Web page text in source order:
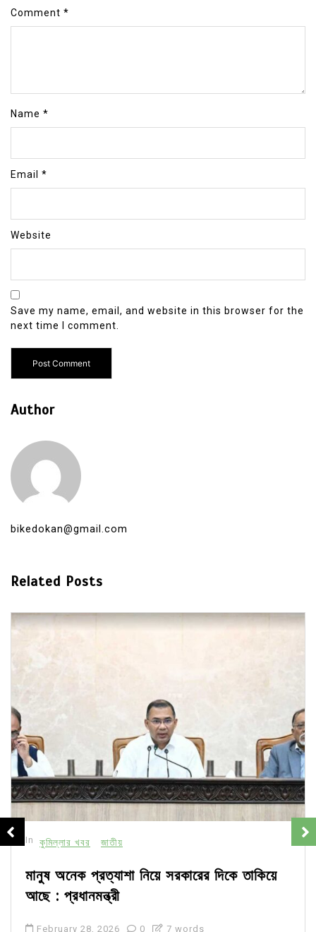
Comment *
Name *
Email *
Website
Save my name, email, and website in this browser for the
next time I comment.
Author
bikedokan@gmail.com
Related Posts
In কুমিল্লার খবর জাতীয়
মানুষ অনেক প্রত্যাশা নিয়ে সরকারের দিকে তাকিয়ে
আছে : প্রধানমন্ত্রী
February 28, 2026 0 7 words